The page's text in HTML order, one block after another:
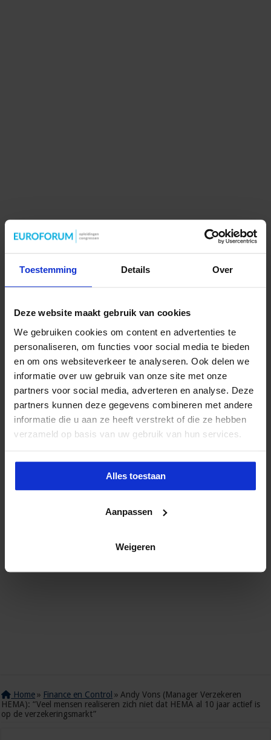
Toestemming Details Over
Deze website maakt gebruik van cookies
We gebruiken cookies om content en advertenties te
personaliseren, om functies voor social media te bieden
en om ons websiteverkeer te analyseren. Ook delen we
informatie over uw gebruik van onze site met onze
partners voor social media, adverteren en analyse. Deze
partners kunnen deze gegevens combineren met andere
informatie die u aan ze heeft verstrekt of die ze hebben
verzameld op basis van uw gebruik van hun services.
Alles toestaan
Aanpassen
Weigeren
Home » Finance en Control » Andy Vons (Manager Verzekeren
HEMA): “Veel mensen realiseren zich niet dat HEMA al 10 jaar actief is
op de verzekeringsmarkt”